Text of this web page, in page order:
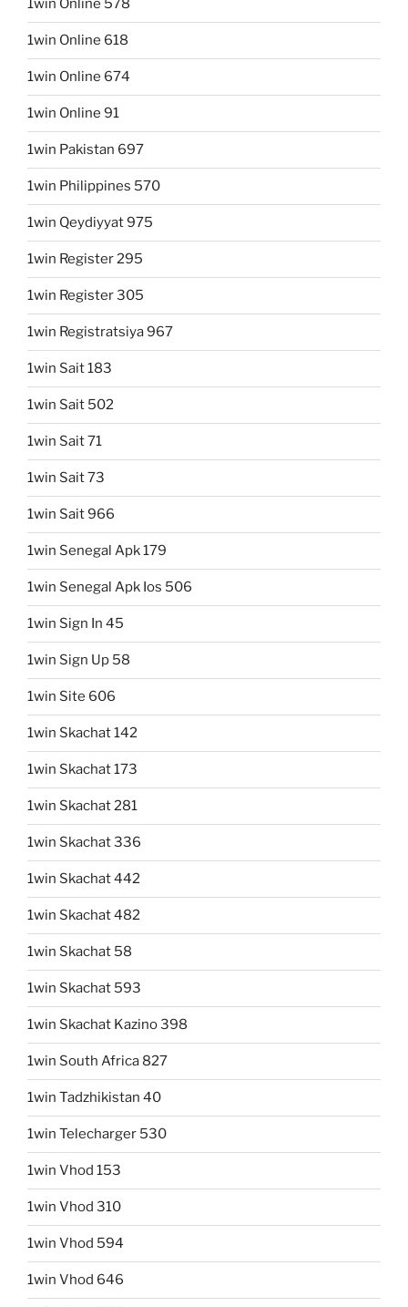
1win Online 578
1win Online 618
1win Online 674
1win Online 91
1win Pakistan 697
1win Philippines 570
1win Qeydiyyat 975
1win Register 295
1win Register 305
1win Registratsiya 967
1win Sait 183
1win Sait 502
1win Sait 71
1win Sait 73
1win Sait 966
1win Senegal Apk 179
1win Senegal Apk Ios 506
1win Sign In 45
1win Sign Up 58
1win Site 606
1win Skachat 142
1win Skachat 173
1win Skachat 281
1win Skachat 336
1win Skachat 442
1win Skachat 482
1win Skachat 58
1win Skachat 593
1win Skachat Kazino 398
1win South Africa 827
1win Tadzhikistan 40
1win Telecharger 530
1win Vhod 153
1win Vhod 310
1win Vhod 594
1win Vhod 646